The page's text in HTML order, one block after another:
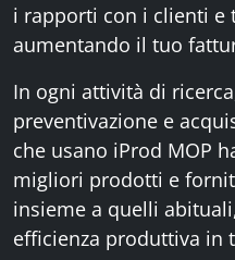
i rapporti con i clienti e
aumentando il tuo
In ogni attività di
preventivazione e
che usano iProd MOP
migliori prodotti e
insieme a quelli
efficienza produttiva in